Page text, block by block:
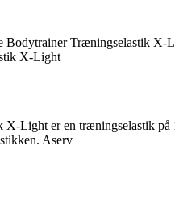
Bodytrainer Træningselastik X-
Light er en træningselastik
Aserv